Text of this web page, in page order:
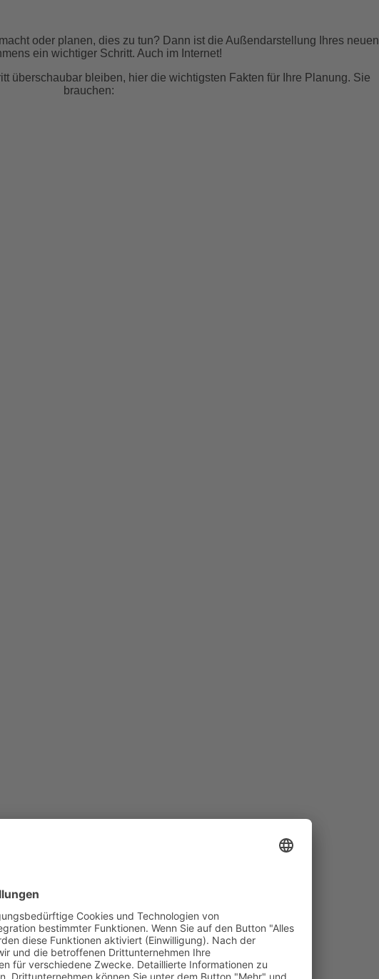
oder planen, dies zu tun? Dann ist die Außen­darstellung Ihres neuen
ein wich­tiger Schritt. Auch im Internet!
über­schaubar bleiben, hier die wich­tigsten Fakten für Ihre Planung. Sie
brauchen: